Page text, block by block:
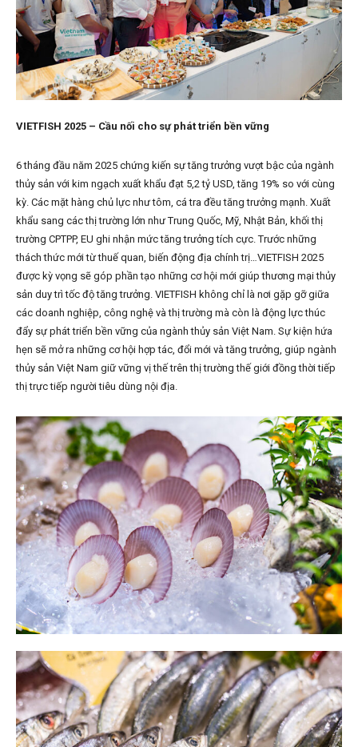
VIETFISH 2025 – Cầu nối cho sự phát triển bền vững
6 tháng đầu năm 2025 chứng kiến sự tăng trưởng vượt bậc của ngành
thủy sản với kim ngạch xuất khẩu đạt 5,2 tỷ USD, tăng 19% so với cùng
kỳ. Các mặt hàng chủ lực như tôm, cá tra đều tăng trưởng mạnh. Xuất
khẩu sang các thị trường lớn như Trung Quốc, Mỹ, Nhật Bản, khối thị
trường CPTPP, EU ghi nhận mức tăng trưởng tích cực. Trước những
thách thức mới từ thuế quan, biến động địa chính trị…VIETFISH 2025
được kỳ vọng sẽ góp phần tạo những cơ hội mới giúp thương mại thủy
sản duy trì tốc độ tăng trưởng. VIETFISH không chỉ là nơi gặp gỡ giữa
các doanh nghiệp, công nghệ và thị trường mà còn là động lực thúc
đẩy sự phát triển bền vững của ngành thủy sản Việt Nam. Sự kiện hứa
hẹn sẽ mở ra những cơ hội hợp tác, đổi mới và tăng trưởng, giúp ngành
thủy sản Việt Nam giữ vững vị thế trên thị trường thế giới đồng thời tiếp
thị trực tiếp người tiêu dùng nội địa.